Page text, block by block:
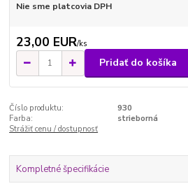
Nie sme platcovia DPH
23,00 EUR/ks
Pridať do košíka
Číslo produktu:
930
Farba:
strieborná
Strážiť cenu / dostupnosť
Kompletné špecifikácie